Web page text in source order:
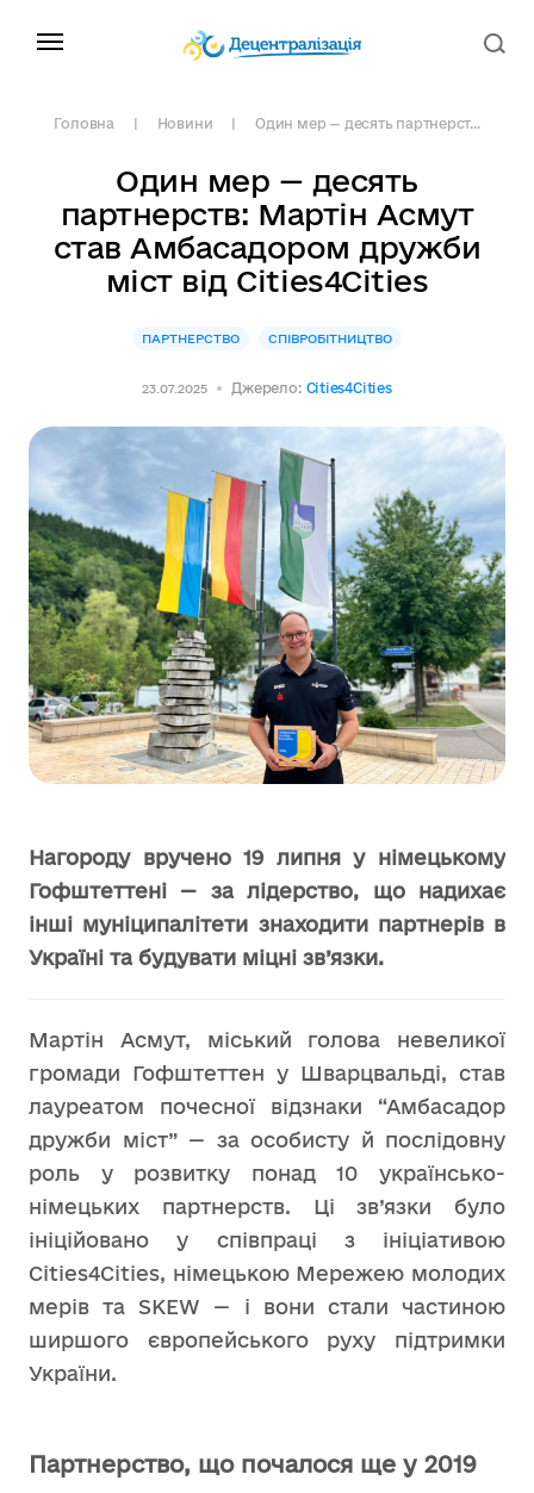
Головна Новини Один мер — десять партнерст...
Один мер — десять
партнерств: Мартін Асмут
став Амбасадором дружби
міст від Cities4Cities
ПАРТНЕРСТВО СПІВРОБІТНИЦТВО
23.07.2025 Джерело: Cities4Cities
Нагороду вручено 19 липня у німецькому
Гофштеттені — за лідерство, що надихає
інші муніципалітети знаходити партнерів в
Україні та будувати міцні зв’язки.
Мартін Асмут, міський голова невеликої
громади Гофштеттен у Шварцвальді, став
лауреатом почесної відзнаки “Амбасадор
дружби міст” — за особисту й послідовну
роль у розвитку понад 10 українсько-
німецьких партнерств. Ці зв’язки було
ініційовано у співпраці з ініціативою
Cities4Cities, німецькою Мережею молодих
мерів та SKEW — і вони стали частиною
ширшого європейського руху підтримки
України.
Партнерство, що почалося ще у 2019